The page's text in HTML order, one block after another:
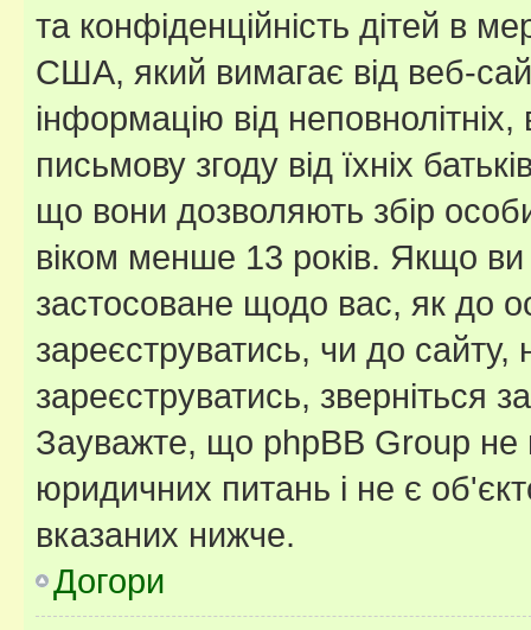
та конфіденційність дітей в
США, який вимагає від веб-
інформацію від
письмову згоду від їхніх
що вони дозволяють збір
віком менше 13 років. Якщо
застосоване щодо вас, як до
зареєструватись, чи до
зареєструватись, зверніться
Зауважте, що phpBB Group не
юридичних питань і не є
вказаних нижче.
Догори